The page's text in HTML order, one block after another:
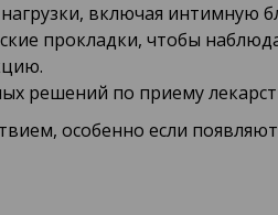
включая интимную
прокладки, чтобы
решений по приему
особенно если